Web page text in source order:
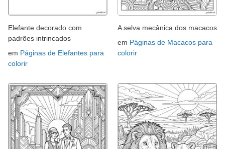
Elefante decorado com
padrões intrincados
em Páginas de Elefantes para
colorir
A selva mecânica dos macacos
em Páginas de Macacos para
colorir